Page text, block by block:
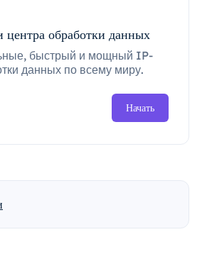
центра обработки данных
быстрый и мощный IP-
данных по всему миру.
Начать